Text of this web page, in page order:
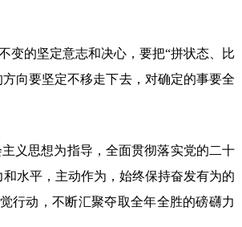
变的坚定意志和决心，要把“拼状态、比
向要坚定不移走下去，对确定的事要全
义思想为指导，全面贯彻落实党的二十
水平，主动作为，始终保持奋发有为的
行动，不断汇聚夺取全年全胜的磅礴力